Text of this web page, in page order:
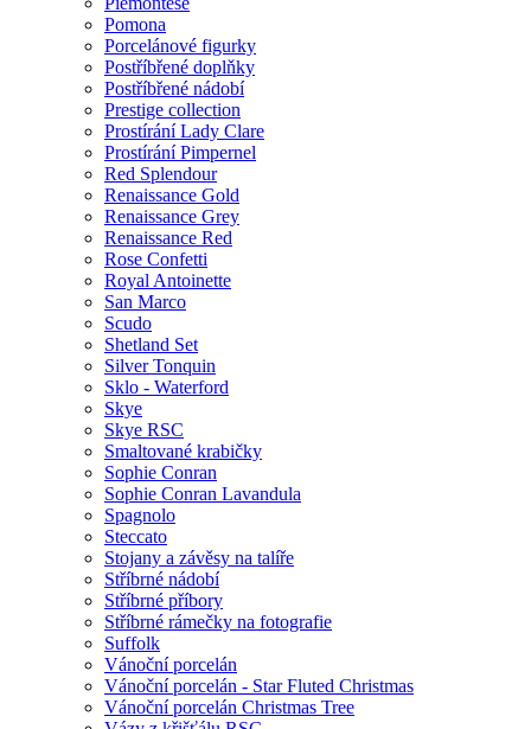
Pomona
Porcelánové figurky
Postříbřené doplňky
Postříbřené nádobí
Prestige collection
Prostírání Lady Clare
Prostírání Pimpernel
Red Splendour
Renaissance Gold
Renaissance Grey
Renaissance Red
Rose Confetti
Royal Antoinette
San Marco
Scudo
Shetland Set
Silver Tonquin
Sklo - Waterford
Skye
Skye RSC
Smaltované krabičky
Sophie Conran
Sophie Conran Lavandula
Spagnolo
Steccato
Stojany a závěsy na talíře
Stříbrné nádobí
Stříbrné příbory
Stříbrné rámečky na fotografie
Suffolk
Vánoční porcelán
Vánoční porcelán - Star Fluted Christmas
Vánoční porcelán Christmas Tree